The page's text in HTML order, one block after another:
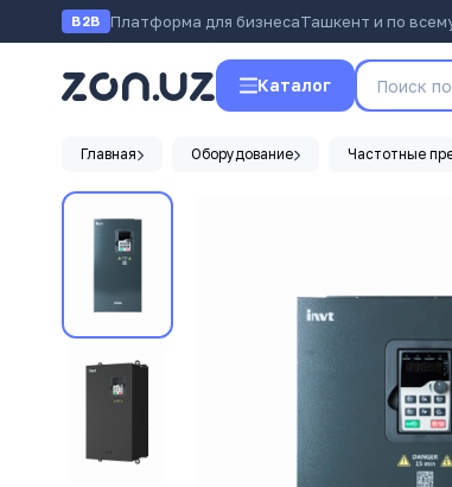
B2B Платформа для бизнесаТашкент и по
Каталог
Главная Оборудование Частотные